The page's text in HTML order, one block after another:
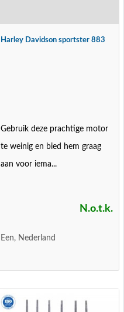
Harley Davidson sportster 883
Gebruik deze prachtige motor
te weinig en bied hem graag
aan voor iema...
N.o.t.k.
Een, Nederland